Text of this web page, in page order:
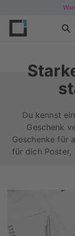
Du kennst
Geschenk verdient? Wir
Geschenke für
für dich Poster,